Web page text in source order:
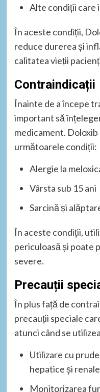
Alte condiții care
În aceste condiții,
reduce durerea și
calitatea vieții
Contraindicații
Înainte de a începe
important să
medicament.
următoarele condiții:
Alergie la
Vârsta sub 15 ani
Sarcină și
În aceste condiții,
periculoasă și poate
severe.
Precauții
În plus față de
precauții speciale
atunci când se
Utilizare cu
hepatice și renale
Monitorizarea